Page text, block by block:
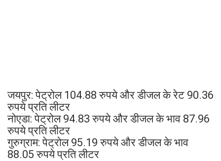
जयपुर: पेट्रोल 104.88 रुपये और डीजल के रेट 90.36
रुपये प्रति लीटर
नोएडा: पेट्रोल 94.83 रुपये और डीजल के भाव 87.96
रुपये प्रति लीटर
गुरुग्राम: पेट्रोल 95.19 रुपये और डीजल के भाव
88.05 रुपये प्रति लीटर